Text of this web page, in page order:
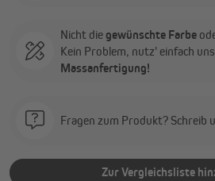
Nicht die gewünschte Farbe
Kein Problem, nutz' einfach
Massanfertigung!
Fragen zum Produkt? Schreib
Zur Vergleichsliste